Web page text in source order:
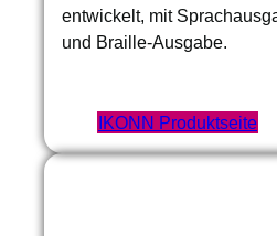
entwickelt, mit
und Braille-Ausgabe.
IKONN Produktseite